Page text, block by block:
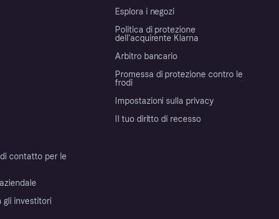
contatto per le
gli investitori
Esplora i negozi
Politica di protezione
dell'acquirente Klarna
Arbitro bancario
Promessa di protezione contro le
frodi
Impostazioni sulla privacy
Il tuo diritto di recesso